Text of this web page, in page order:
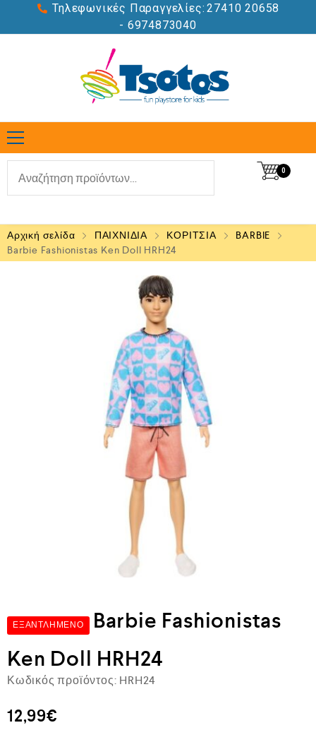
Τηλεφωνικές Παραγγελίες: 27410 20658
- 6974873040
0
Αρχική σελίδα ΠΑΙΧΝΙΔΙΑ ΚΟΡΙΤΣΙΑ
BARBIE
Barbie Fashionistas Ken Doll HRH24
ΕΞΑΝΤΛΗΜΈΝΟ
Barbie Fashionistas
Ken Doll HRH24
Κωδικός προϊόντος: HRH24
12,99€